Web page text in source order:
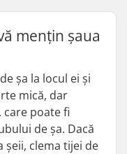
mențin șaua
șa la locul ei și
mică, dar
poate fi
de șa. Dacă
șeii, clema tijei de